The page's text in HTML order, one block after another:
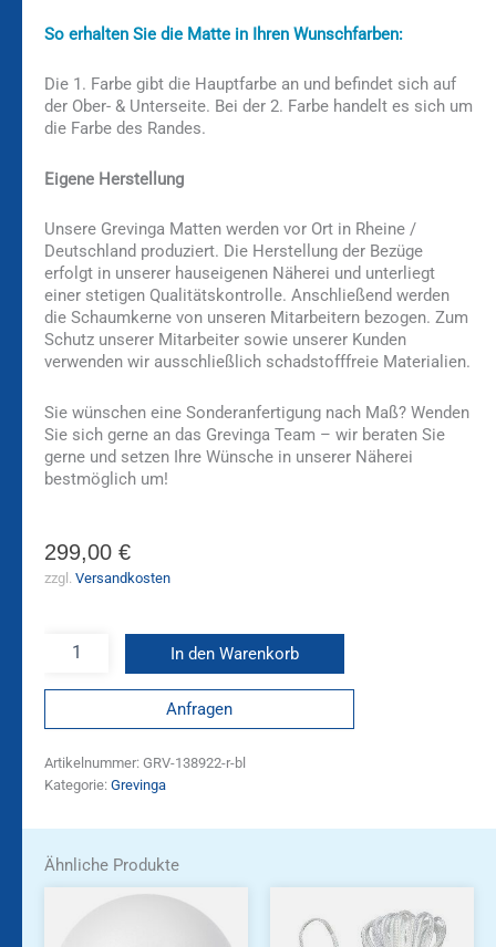
So erhalten Sie die Matte in Ihren Wunschfarben:
Die 1. Farbe gibt die Hauptfarbe an und befindet sich auf
der Ober- & Unterseite. Bei der 2. Farbe handelt es sich um
die Farbe des Randes.
Eigene Herstellung
Unsere Grevinga Matten werden vor Ort in Rheine /
Deutschland produziert. Die Herstellung der Bezüge
erfolgt in unserer hauseigenen Näherei und unterliegt
einer stetigen Qualitätskontrolle. Anschließend werden
die Schaumkerne von unseren Mitarbeitern bezogen. Zum
Schutz unserer Mitarbeiter sowie unserer Kunden
verwenden wir ausschließlich schadstofffreie Materialien.
Sie wünschen eine Sonderanfertigung nach Maß? Wenden
Sie sich gerne an das Grevinga Team – wir beraten Sie
gerne und setzen Ihre Wünsche in unserer Näherei
bestmöglich um!
299,00 €
zzgl. Versandkosten
In den Warenkorb
Anfragen
Artikelnummer: GRV-138922-r-bl
Kategorie: Grevinga
Ähnliche Produkte